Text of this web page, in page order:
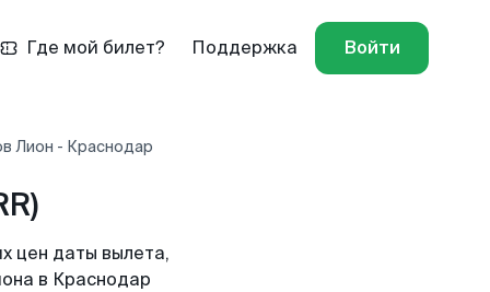
Где мой билет? Поддержка Войти
Лион - Краснодар
цен даты вылета,
в Краснодар